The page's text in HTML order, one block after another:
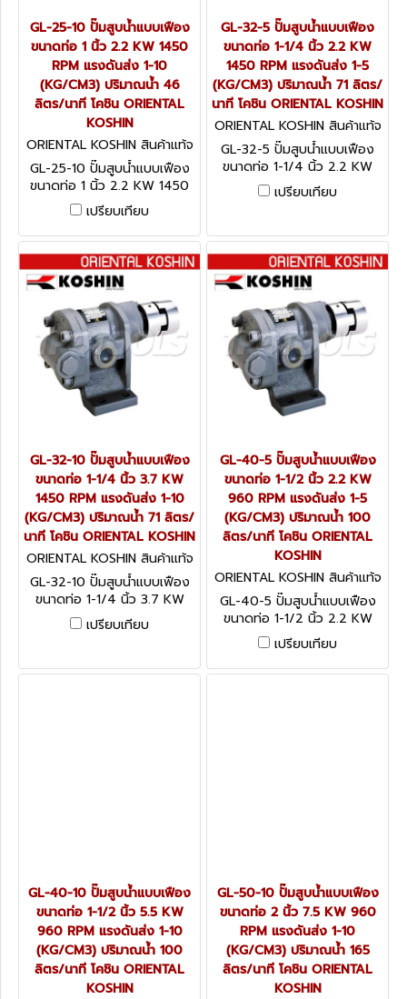
GL-25-10 ปั๊มสูบน้ำแบบเฟือง
ขนาดท่อ 1 นิ้ว 2.2 KW 1450
RPM แรงดันส่ง 1-10
(KG/CM3) ปริมาณน้ำ 46
ลิตร/นาที โคชิน ORIENTAL
KOSHIN
ORIENTAL KOSHIN สินค้าแท้จ
ากโรงงานผู้ผลิต GL-25-10
GL-25-10 ปั๊มสูบน้ำแบบเฟือง
ขนาดท่อ 1 นิ้ว 2.2 KW 1450
RPM แรงดันส่ง 1-10
(KG/CM3) ปริมาณน้ำ 46
ลิตร/นาที โคชิน ORIENTAL
KOSHIN
เปรียบเทียบ
GL-32-5 ปั๊มสูบน้ำแบบเฟือง
ขนาดท่อ 1-1/4 นิ้ว 2.2 KW
1450 RPM แรงดันส่ง 1-5
(KG/CM3) ปริมาณน้ำ 71 ลิตร/
นาที โคชิน ORIENTAL KOSHIN
ORIENTAL KOSHIN สินค้าแท้จ
ากโรงงานผู้ผลิต GL-32-5
GL-32-5 ปั๊มสูบน้ำแบบเฟือง
ขนาดท่อ 1-1/4 นิ้ว 2.2 KW
1450 RPM แรงดันส่ง 1-5
(KG/CM3) ปริมาณน้ำ 71 ลิตร/
เปรียบเทียบ
GL-32-10 ปั๊มสูบน้ำแบบเฟือง
ขนาดท่อ 1-1/4 นิ้ว 3.7 KW
1450 RPM แรงดันส่ง 1-10
(KG/CM3) ปริมาณน้ำ 71 ลิตร/
นาที โคชิน ORIENTAL KOSHIN
ORIENTAL KOSHIN สินค้าแท้จ
ากโรงงานผู้ผลิต GL-32-10
GL-32-10 ปั๊มสูบน้ำแบบเฟือง
ขนาดท่อ 1-1/4 นิ้ว 3.7 KW
1450 RPM แรงดันส่ง 1-10
(KG/CM3) ปริมาณน้ำ 71 ลิตร/
เปรียบเทียบ
GL-40-5 ปั๊มสูบน้ำแบบเฟือง
ขนาดท่อ 1-1/2 นิ้ว 2.2 KW
960 RPM แรงดันส่ง 1-5
(KG/CM3) ปริมาณน้ำ 100
ลิตร/นาที โคชิน ORIENTAL
KOSHIN
ORIENTAL KOSHIN สินค้าแท้จ
ากโรงงานผู้ผลิต GL-40-5
GL-40-5 ปั๊มสูบน้ำแบบเฟือง
ขนาดท่อ 1-1/2 นิ้ว 2.2 KW
960 RPM แรงดันส่ง 1-5
(KG/CM3) ปริมาณน้ำ 100
ลิตร/นาที โคชิน ORIENTAL
เปรียบเทียบ
GL-40-10 ปั๊มสูบน้ำแบบเฟือง
ขนาดท่อ 1-1/2 นิ้ว 5.5 KW
960 RPM แรงดันส่ง 1-10
(KG/CM3) ปริมาณน้ำ 100
ลิตร/นาที โคชิน ORIENTAL
KOSHIN
GL-50-10 ปั๊มสูบน้ำแบบเฟือง
ขนาดท่อ 2 นิ้ว 7.5 KW 960
RPM แรงดันส่ง 1-10
(KG/CM3) ปริมาณน้ำ 165
ลิตร/นาที โคชิน ORIENTAL
KOSHIN